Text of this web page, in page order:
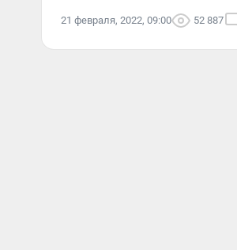
21 февраля, 2022, 09:00 52 887